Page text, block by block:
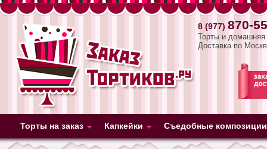
8 (977) 870-
Торты и домашняя
Доставка по
Торты на заказ Капкейки Съедобные композиции